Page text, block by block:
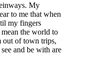
My
to me that when
my fingers
the world to
out of town trips,
and be with are